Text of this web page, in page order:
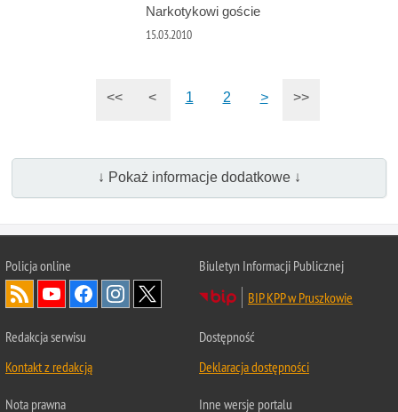
Narkotykowi goście
15.03.2010
<< < 1 2 > >>
↓ Pokaż informacje dodatkowe ↓
Policja online
Biuletyn Informacji Publicznej
BIP KPP w Pruszkowie
Redakcja serwisu
Kontakt z redakcją
Dostępność
Deklaracja dostępności
Nota prawna Inne wersje portalu